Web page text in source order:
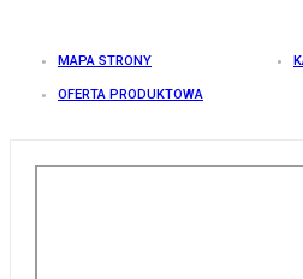
MAPA STRONY
OFERTA PRODUKTOWA